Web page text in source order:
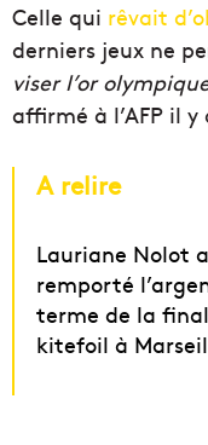
Celle qui rêvait
derniers jeux ne
viser l’or
affirmé à l’AFP il
A relire
Lauriane Nolot a
remporté
terme de la
kitefoil à